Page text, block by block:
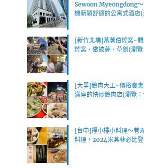
Sewoon Myeongdong～
機新穎舒適的公寓式酒店
[新竹北埔]蕃薯伯焢窯~
焢窯、做披薩、草劍(瀏
[大里]鵝肉大王~價格實
滿座的快炒鵝肉店(瀏覽
[台中]裡小樓小料理～巷
料理，2024米其林必比